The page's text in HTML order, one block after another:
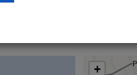
+